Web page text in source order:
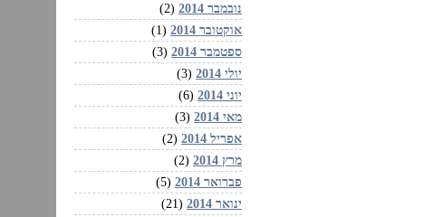
נובמבר 2014
(2)
אוקטובר 2014
(1)
ספטמבר 2014
(3)
יולי 2014
(3)
יוני 2014
(6)
מאי 2014
(3)
אפריל 2014
(2)
מרץ 2014
(2)
פברואר 2014
(5)
ינואר 2014
(21)